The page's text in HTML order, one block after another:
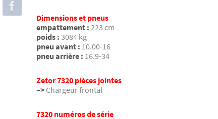
Dimensions et pneus
empattement : 223 cm
poids : 3084 kg
pneu avant : 10.00-16
pneu arrière : 16.9-34
Zetor 7320 pièces jointes
–> Chargeur frontal
7320 numéros de série